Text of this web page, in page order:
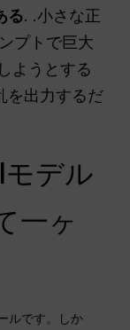
る. .小さな正
プトで巨大
ようとする
を出力するだ
デル
一ヶ
ルです。しか